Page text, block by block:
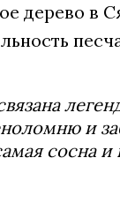
дерево в
и
сосна